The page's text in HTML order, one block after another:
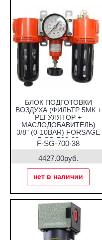
БЛОК ПОДГОТОВКИ
ВОЗДУХА (ФИЛЬТР 5МК +
РЕГУЛЯТОР +
МАСЛОДОБАВИТЕЛЬ)
3/8" (0-10BAR) FORSAGE
F-SG-700-38
F-SG-700-38
4427.00руб.
нет в наличии